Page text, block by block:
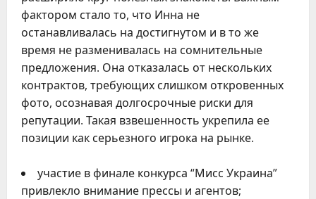
фактором стало то, что Инна не
останавливалась на достигнутом и в то же
время не разменивалась на сомнительные
предложения. Она отказалась от нескольких
контрактов, требующих слишком откровенных
фото, осознавая долгосрочные риски для
репутации. Такая взвешенность укрепила ее
позиции как серьезного игрока на рынке.
участие в финале конкурса “Мисс Украина”
привлекло внимание прессы и агентов;